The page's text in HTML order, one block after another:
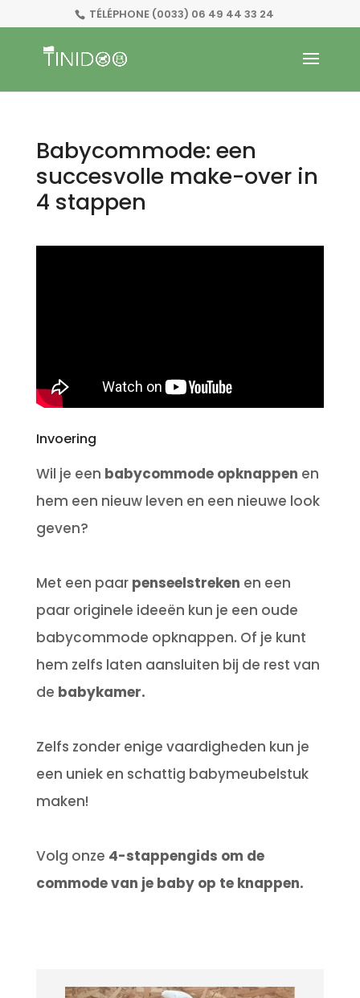
TÉLÉPHONE (0033) 06 49 44 33 24
Babycommode: een
succesvolle make-over in
4 stappen
Invoering
Wil je een babycommode opknappen en
hem een ​​nieuw leven en een nieuwe look
geven?
Met een paar penseelstreken en een
paar originele ideeën kun je een oude
babycommode opknappen. Of je kunt
hem zelfs laten aansluiten bij de rest van
de babykamer.
Zelfs zonder enige vaardigheden kun je
een uniek en schattig babymeubelstuk
maken!
Volg onze 4-stappengids om de
commode van je baby op te knappen.